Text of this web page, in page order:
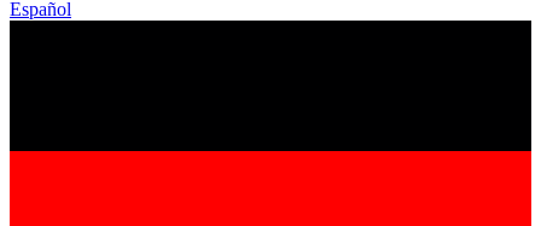
Español